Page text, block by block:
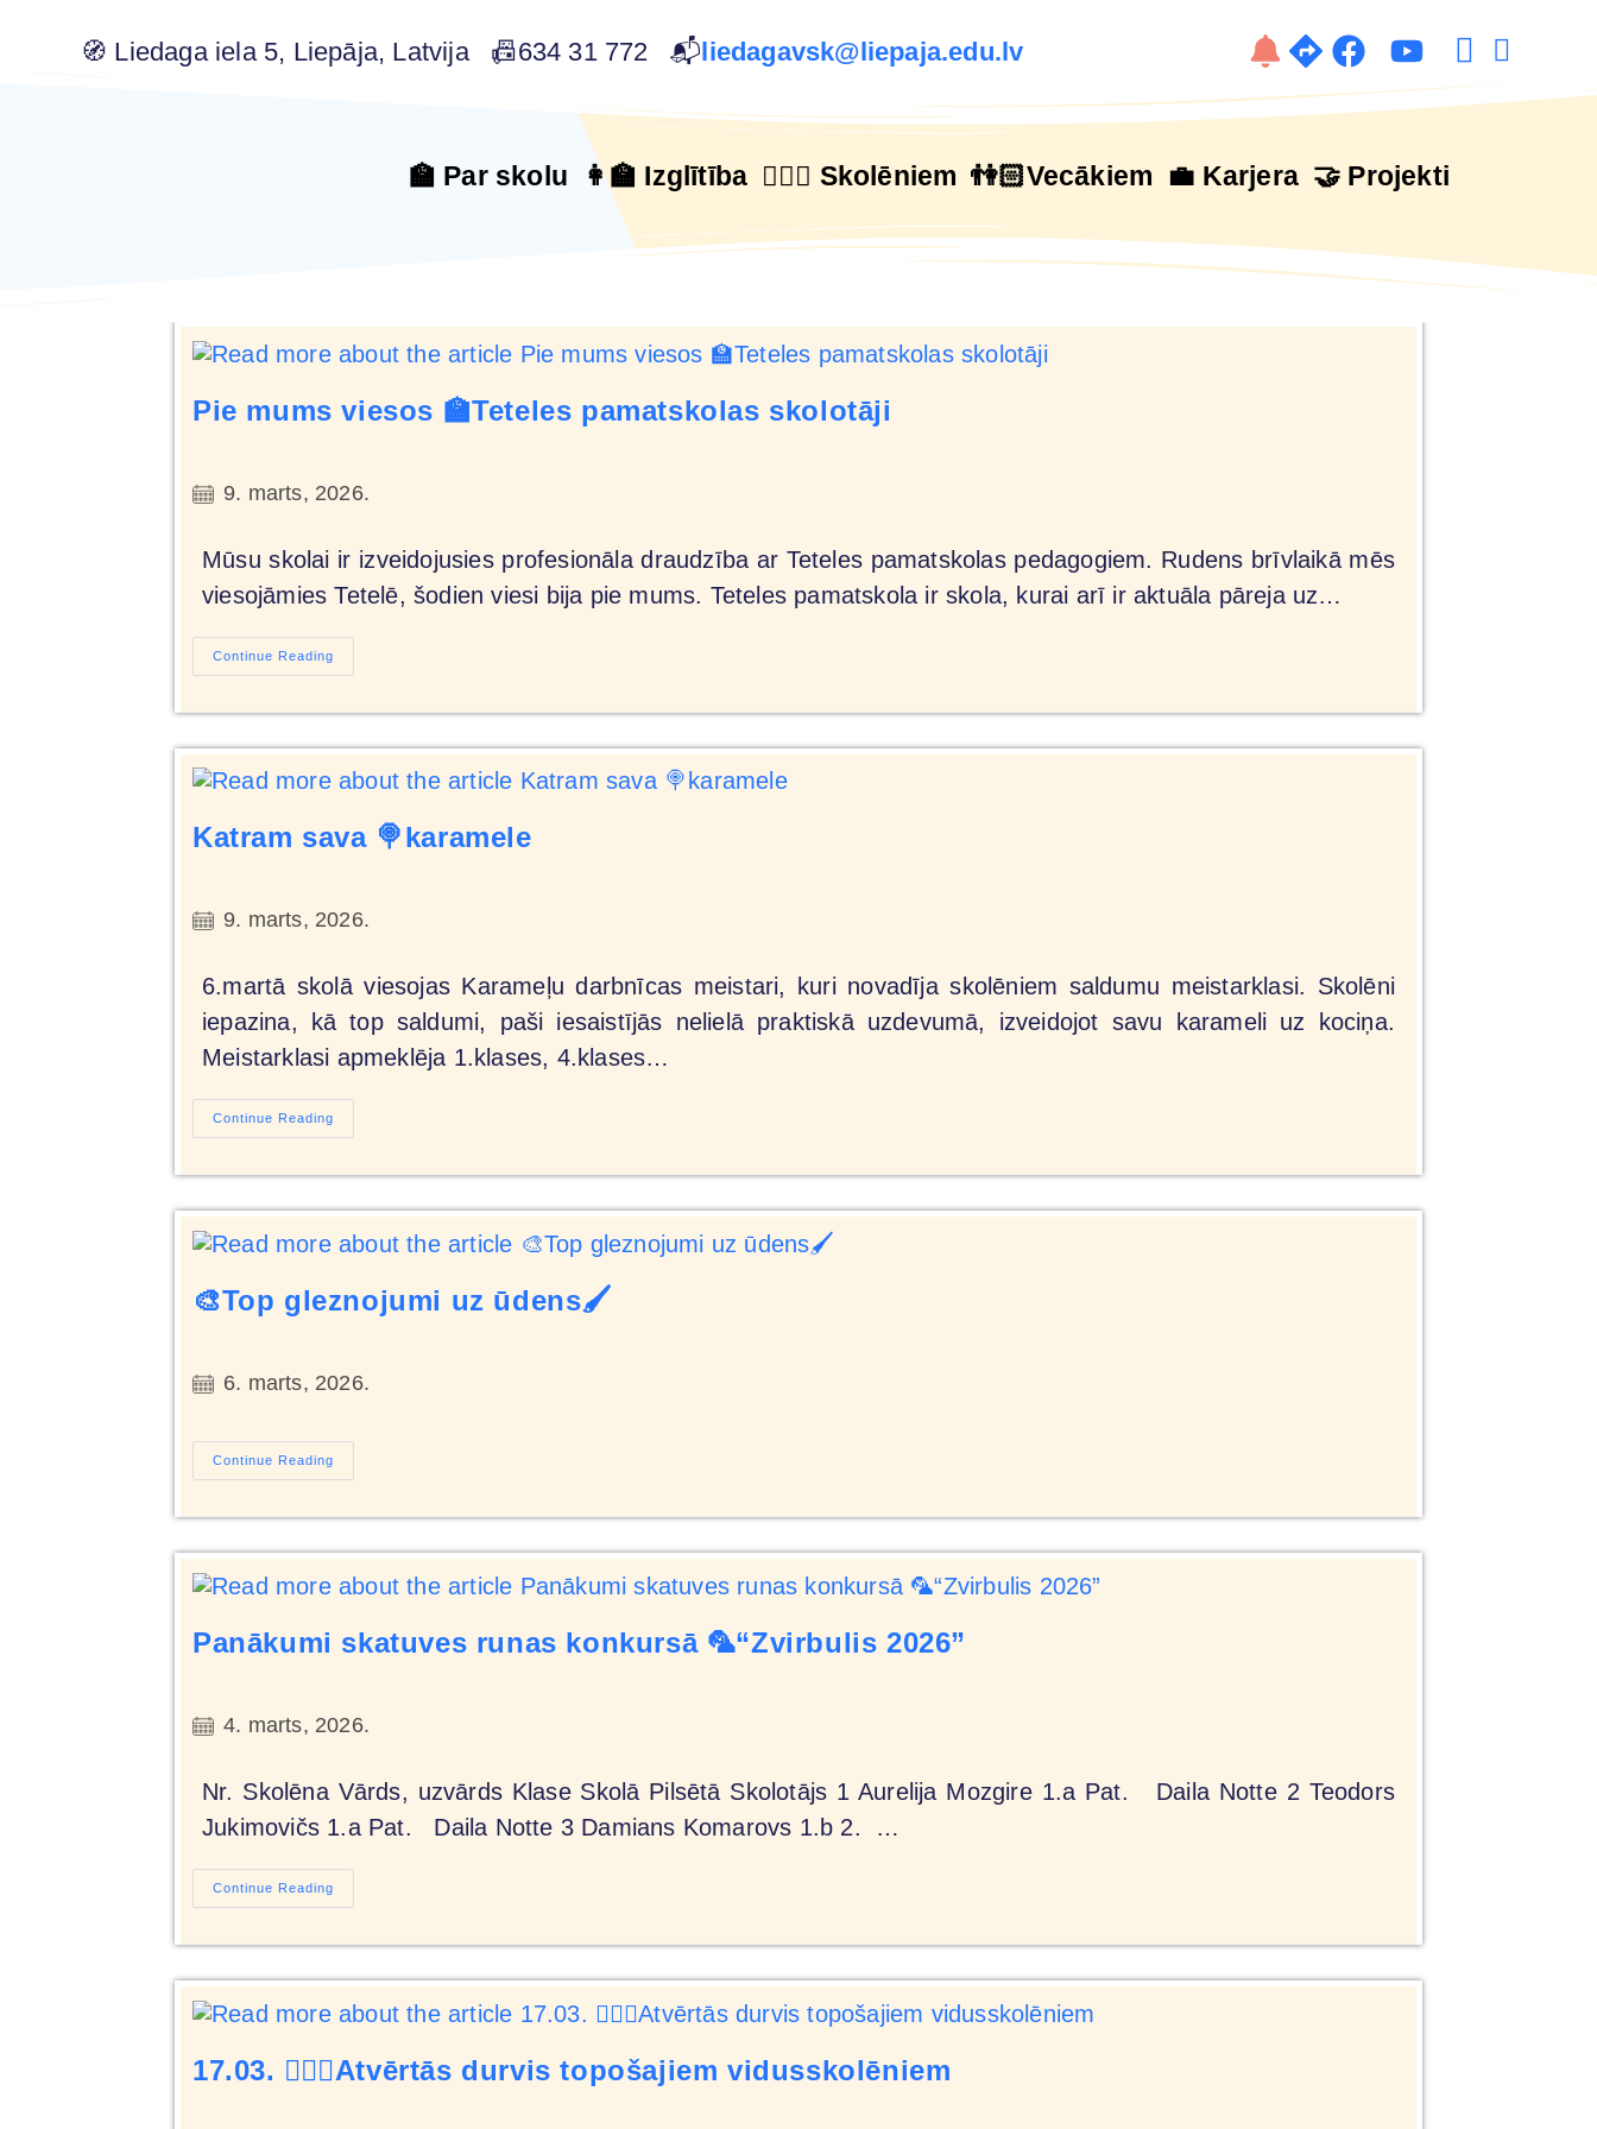
🧭 Liedaga iela 5, Liepāja, Latvija 📠634 31 772 📬 liedagavsk@liepaja.edu.lv
🏫 Par skolu 👩‍🏫 Izglītība 🙋🏻‍♂️ Skolēniem 👫🏻Vecākiem 💼 Karjera 🤝 Projekti
Pie mums viesos 🏫Teteles pamatskolas skolotāji
9. marts, 2026.
Mūsu skolai ir izveidojusies profesionāla draudzība ar Teteles pamatskolas pedagogiem. Rudens brīvlaikā mēs
viesojāmies Tetelē, šodien viesi bija pie mums. Teteles pamatskola ir skola, kurai arī ir aktuāla pāreja uz…
Continue Reading
Katram sava 🍭karamele
9. marts, 2026.
6.martā skolā viesojas Karameļu darbnīcas meistari, kuri novadīja skolēniem saldumu meistarklasi. Skolēni
iepazina, kā top saldumi, paši iesaistījās nelielā praktiskā uzdevumā, izveidojot savu karameli uz kociņa.
Meistarklasi apmeklēja 1.klases, 4.klases…
Continue Reading
🎨Top gleznojumi uz ūdens🖌️
6. marts, 2026.
Continue Reading
Panākumi skatuves runas konkursā 🦜“Zvirbulis 2026”
4. marts, 2026.
Nr. Skolēna Vārds, uzvārds Klase Skolā Pilsētā Skolotājs 1 Aurelija Mozgire 1.a Pat. Daila Notte 2 Teodors
Jukimovičs 1.a Pat. Daila Notte 3 Damians Komarovs 1.b 2. …
Continue Reading
17.03. 🙋🏻‍♂️Atvērtās durvis topošajiem vidusskolēniem